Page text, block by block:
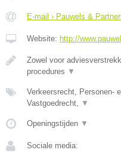
E-mail › Pauwels &
Website: http://
Zowel voor
procedures ▼
Verkeersrecht, Personen-
Vastgoedrecht, ▼
Openingstijden ▼
Sociale media: